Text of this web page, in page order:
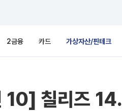
2금융 카드 가상자산/핀테크
10] 칠리즈